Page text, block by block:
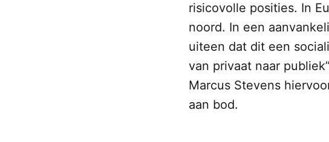
risicovolle posities. In
noord. In een
uiteen dat dit een
van privaat naar
Marcus Stevens
aan bod.